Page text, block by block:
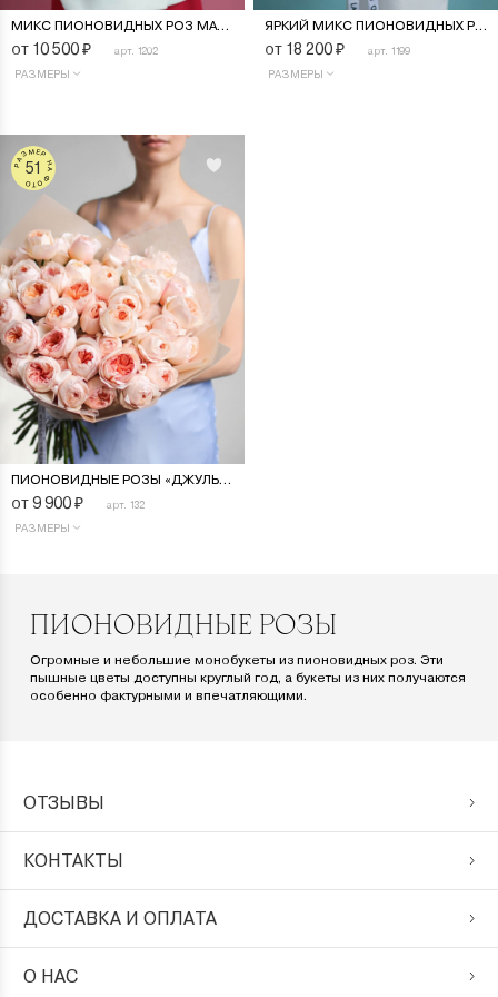
МИКС ПИОНОВИДНЫХ РОЗ МАЛИНОВО-РОЗОВЫЙ
от 10 500₽ арт. 1202
РАЗМЕРЫ
ЯРКИЙ МИКС ПИОНОВИДНЫХ РОЗ
от 18 200₽ арт. 1199
РАЗМЕРЫ
РАЗМЕР НА ФОТО
51
ПИОНОВИДНЫЕ РОЗЫ «ДЖУЛЬЕТТА»
от 9 900₽ арт. 132
РАЗМЕРЫ
ПИОНОВИДНЫЕ РОЗЫ
Огромные и небольшие монобукеты из пионовидных роз. Эти
пышные цветы доступны круглый год, а букеты из них получаются
особенно фактурными и впечатляющими.
ОТЗЫВЫ
КОНТАКТЫ
ДОСТАВКА И ОПЛАТА
О НАС